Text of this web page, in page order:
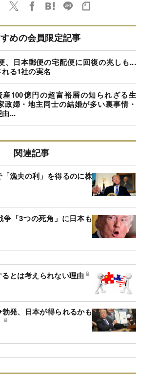
めの会員限定記事
、日本郵便の宅配便に回復の兆しも...
れる1社の実名
産100億円の超富裕層の知られざる生
政婦・地主同士の結婚が多い裏事情・
...
関連記事
漁夫の利」を得るのに株
争「3つの死角」に日本も
とは考えられない理由
発、日本が得られるかも